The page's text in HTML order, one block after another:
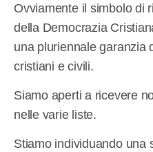
Ovviamente il simbolo di
della Democrazia
una pluriennale garanzia
cristiani e civili.
Siamo aperti a ricevere
nelle varie liste.
Stiamo individuando una